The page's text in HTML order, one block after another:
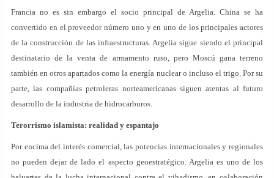
Francia no es sin embargo el socio principal de Argelia. China se ha
convertido en el proveedor número uno y en uno de los principales actores
de la construcción de las infraestructuras. Argelia sigue siendo el principal
destinatario de la venta de armamento ruso, pero Moscú gana terreno
también en otros apartados como la energía nuclear o incluso el trigo. Por su
parte, las compañías petroleras norteamericanas siguen atentas al futuro
desarrollo de la industria de hidrocarburos.
Terorrismo islamista: realidad y espantajo
Por encima del interés comercial, las potencias internacionales y regionales
no pueden dejar de lado el aspecto geoestratégico. Argelia es uno de los